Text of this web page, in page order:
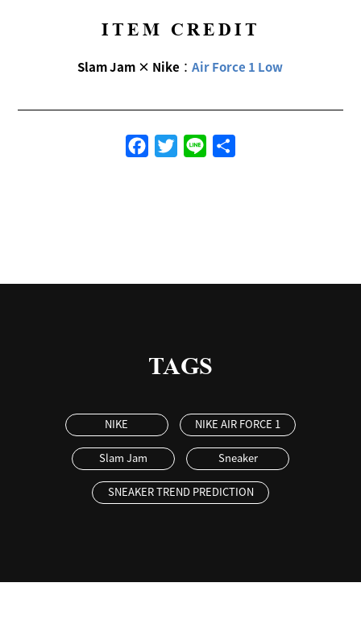
ITEM CREDIT
Slam Jam × Nike ：Air Force 1 Low
FacebookTwitterLine
TAGS
NIKE NIKE AIR FORCE 1
Slam Jam Sneaker
SNEAKER TREND PREDICTION